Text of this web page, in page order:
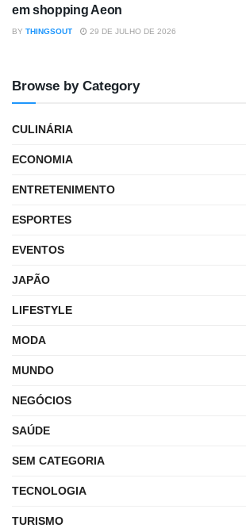
em shopping Aeon
BY THINGSOUT 29 DE JULHO DE 2026
Browse by Category
CULINÁRIA
ECONOMIA
ENTRETENIMENTO
ESPORTES
EVENTOS
JAPÃO
LIFESTYLE
MODA
MUNDO
NEGÓCIOS
SAÚDE
SEM CATEGORIA
TECNOLOGIA
TURISMO